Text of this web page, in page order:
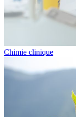
Chimie clinique